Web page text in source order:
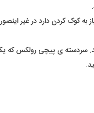
کردن دارد در غیر
سردسته ی پیچی رولکس